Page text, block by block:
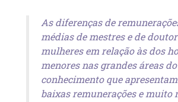
As diferenças de
médias de mestres e de
mulheres em relação às dos
menores nas grandes áreas do
conhecimento que
baixas remunerações e muito